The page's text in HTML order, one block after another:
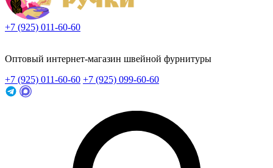
+7 (925) 011-60-60
Оптовый интернет-магазин швейной фурнитуры
+7 (925) 011-60-60 +7 (925) 099-60-60